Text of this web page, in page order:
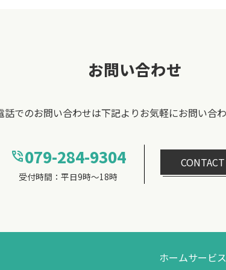
お問い合わせ
話でのお問い合わせは下記よりお気軽にお問い合
phone_in_talk079-284-9304
受付時間：平日9時～18時
ホームサービス